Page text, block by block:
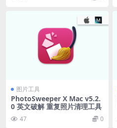
图片工具
PhotoSweeper X Mac v5.2.
0 英文破解 重复照片清理工具
47 0